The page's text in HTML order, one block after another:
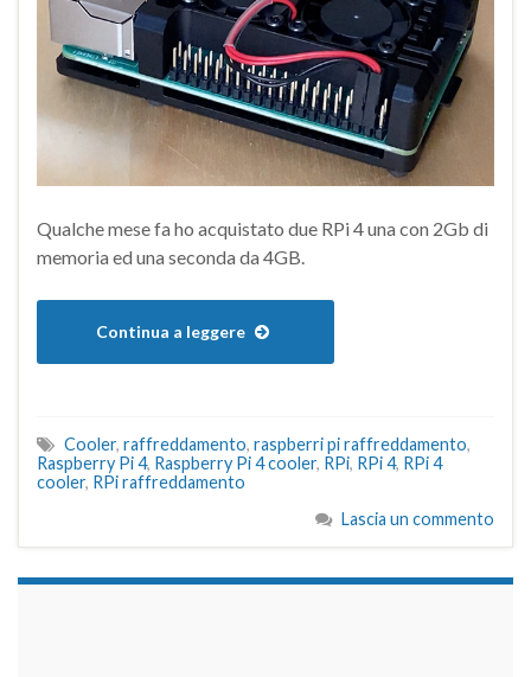
Qualche mese fa ho acquistato due RPi 4 una con 2Gb di
memoria ed una seconda da 4GB.
Continua a leggere
Cooler, raffreddamento, raspberri pi raffreddamento,
Raspberry Pi 4, Raspberry Pi 4 cooler, RPi, RPi 4, RPi 4
cooler, RPi raffreddamento
Lascia un commento